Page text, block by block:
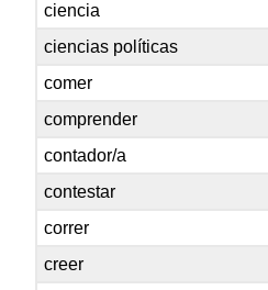
ciencia
ciencias políticas
comer
comprender
contador/a
contestar
correr
creer